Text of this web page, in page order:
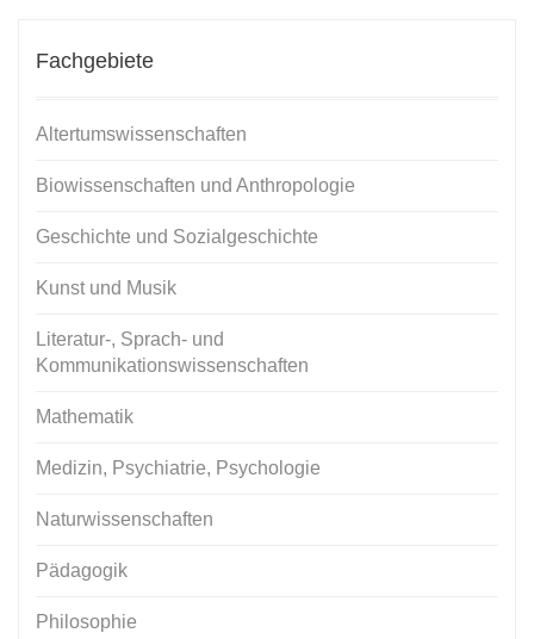
Fachgebiete
Altertumswissenschaften
Biowissenschaften und Anthropologie
Geschichte und Sozialgeschichte
Kunst und Musik
Literatur-, Sprach- und
Kommunikationswissenschaften
Mathematik
Medizin, Psychiatrie, Psychologie
Naturwissenschaften
Pädagogik
Philosophie